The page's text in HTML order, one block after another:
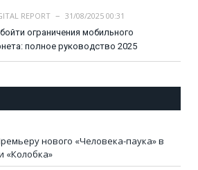
REPORT
31/08/2025 00:31
ограничения мобильного
полное руководство 2025
нового «Человека-паука» в
«Колобка»